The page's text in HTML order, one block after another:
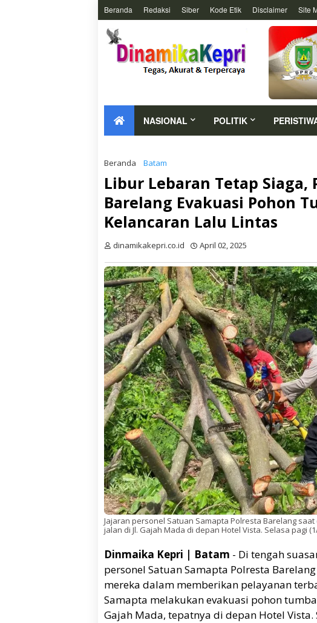
Beranda Redaksi Siber Kode Etik Disclaimer Site
NASIONAL POLITIK
Beranda Batam
Libur Lebaran Tetap Siaga,
Barelang Evakuasi Pohon
Kelancaran Lalu Lintas
dinamikakepri.co.id April 02, 2025
Jajaran personel Satuan Samapta Polresta Barelang
jalan di Jl. Gajah Mada di depan Hotel Vista. Selasa pagi
Dinmaika Kepri | Batam - Di tengah
personel Satuan Samapta Polresta
mereka dalam memberikan pelayanan
Samapta melakukan evakuasi pohon
Gajah Mada, tepatnya di depan Hotel Vista.